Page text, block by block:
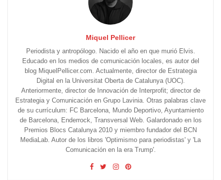
Miquel Pellicer
Periodista y antropólogo. Nacido el año en que murió Elvis.
Educado en los medios de comunicación locales, es autor del
blog MiquelPellicer.com. Actualmente, director de Estrategia
Digital en la Universitat Oberta de Catalunya (UOC).
Anteriormente, director de Innovación de Interprofit; director de
Estrategia y Comunicación en Grupo Lavinia. Otras palabras clave
de su currículum: FC Barcelona, Mundo Deportivo, Ayuntamiento
de Barcelona, Enderrock, Transversal Web. Galardonado en los
Premios Blocs Catalunya 2010 y miembro fundador del BCN
MediaLab. Autor de los libros 'Optimismo para periodistas' y 'La
Comunicación en la era Trump'.